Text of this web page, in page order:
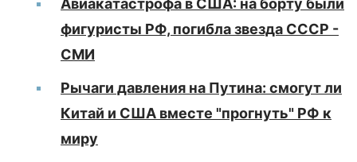
Авиакатастрофа в США: на борту были
фигуристы РФ, погибла звезда СССР -
СМИ
Рычаги давления на Путина: смогут ли
Китай и США вместе "прогнуть" РФ к
миру